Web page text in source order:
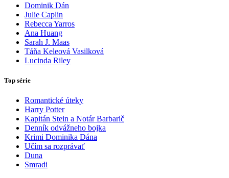
Dominik Dán
Julie Caplin
Rebecca Yarros
Ana Huang
Sarah J. Maas
Táňa Keleová Vasilková
Lucinda Riley
Top série
Romantické úteky
Harry Potter
Kapitán Stein a Notár Barbarič
Denník odvážneho bojka
Krimi Dominika Dána
Učím sa rozprávať
Duna
Smradi